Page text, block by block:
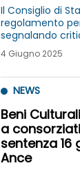
Il Consiglio di
regolamento
segnalando
ambientali
4 Giugno 2025
NEWS
Beni
a
sentenza 16
Ance